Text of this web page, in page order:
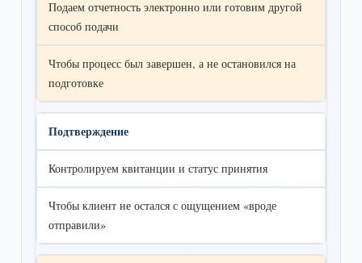
Подаем отчетность электронно или готовим другой
способ подачи
Чтобы процесс был завершен, а не остановился на
подготовке
Подтверждение
Контролируем квитанции и статус принятия
Чтобы клиент не остался с ощущением «вроде
отправили»